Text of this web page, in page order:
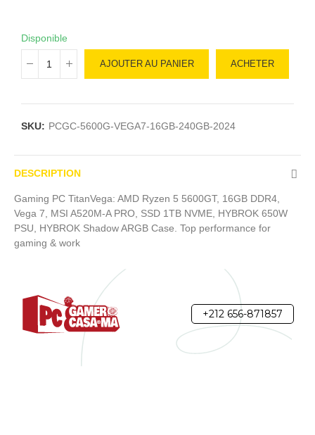
Disponible
AJOUTER AU PANIER ACHETER
SKU: PCGC-5600G-VEGA7-16GB-240GB-2024
DESCRIPTION
Gaming PC TitanVega: AMD Ryzen 5 5600GT, 16GB DDR4,
Vega 7, MSI A520M-A PRO, SSD 1TB NVME, HYBROK 650W
PSU, HYBROK Shadow ARGB Case. Top performance for
gaming & work
+212 656-871857